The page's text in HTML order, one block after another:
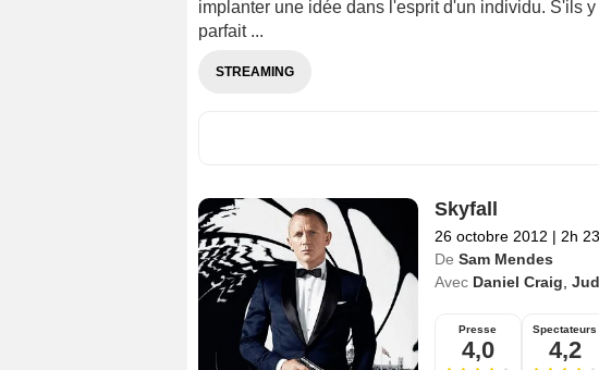
implanter une idée dans l'esprit d'un individu. S'ils
parfait ...
STREAMING
Skyfall
26 octobre 2012 | 2h
De Sam Mendes
Avec Daniel Craig
Presse
4,0
Spectateurs
4,2